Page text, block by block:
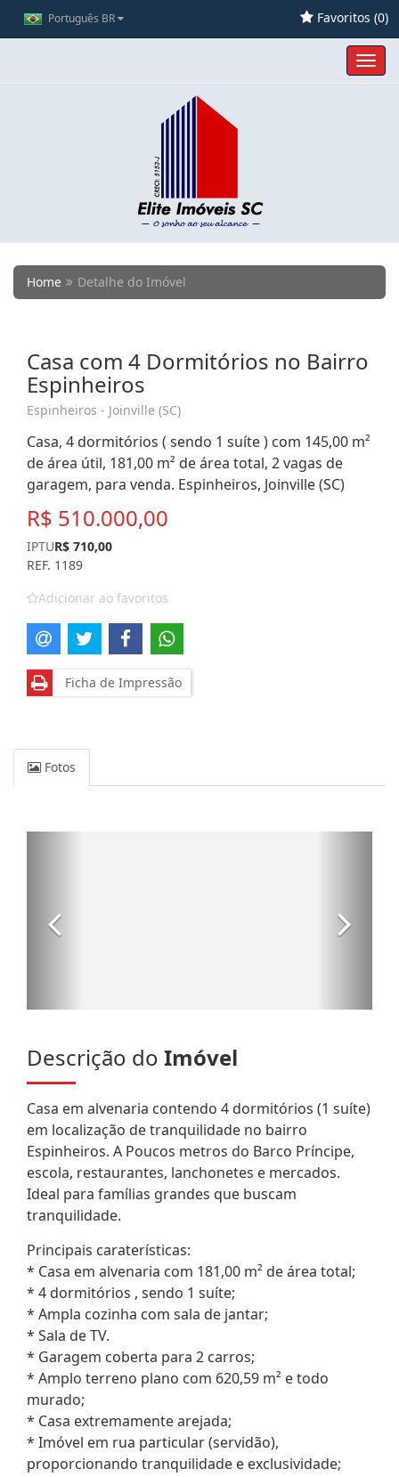
Português BR Favoritos (0)
Home Detalhe do Imóvel
Casa com 4 Dormitórios no Bairro
Espinheiros
Espinheiros - Joinville (SC)
Casa, 4 dormitórios ( sendo 1 suíte ) com 145,00 m²
de área útil, 181,00 m² de área total, 2 vagas de
garagem, para venda. Espinheiros, Joinville (SC)
R$ 510.000,00
IPTUR$ 710,00
REF. 1189
Adicionar ao favoritos
Ficha de Impressão
Fotos
Descrição do Imóvel
Casa em alvenaria contendo 4 dormitórios (1 suíte)
em localização de tranquilidade no bairro
Espinheiros. A Poucos metros do Barco Príncipe,
escola, restaurantes, lanchonetes e mercados.
Ideal para famílias grandes que buscam
tranquilidade.
Principais caraterísticas:
* Casa em alvenaria com 181,00 m² de área total;
* 4 dormitórios , sendo 1 suíte;
* Ampla cozinha com sala de jantar;
* Sala de TV.
* Garagem coberta para 2 carros;
* Amplo terreno plano com 620,59 m² e todo
murado;
* Casa extremamente arejada;
* Imóvel em rua particular (servidão),
proporcionando tranquilidade e exclusividade;